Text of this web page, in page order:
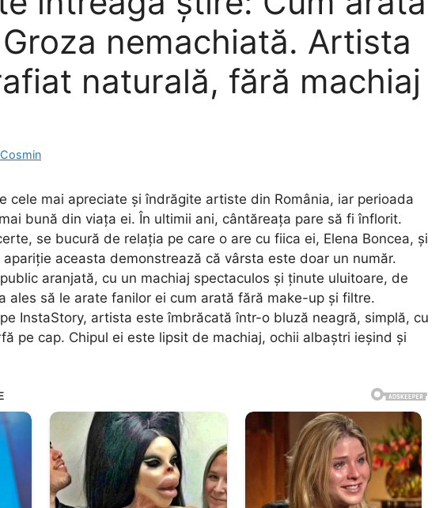
nemachiată. Artista
naturală, fără machiaj
cele mai apreciate și îndrăgite artiste din România, iar perioada
bună din viața ei. În ultimii ani, cântăreața pare să fi înflorit.
se bucură de relația pe care o are cu fiica ei, Elena Boncea, și
aceasta demonstrează că vârsta este doar un număr.
aranjată, cu un machiaj spectaculos și ținute uluitoare, de
ales să le arate fanilor ei cum arată fără make-up și filtre.
InstaStory, artista este îmbrăcată într-o bluză neagră, simplă, cu
pe cap. Chipul ei este lipsit de machiaj, ochii albaștri ieșind și